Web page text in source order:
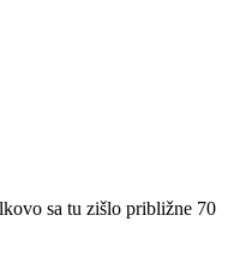
sa tu zišlo približne 70